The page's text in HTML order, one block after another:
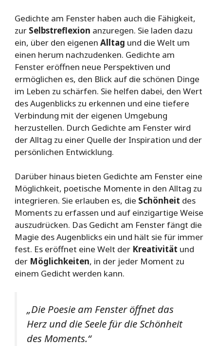
Gedichte am Fenster haben auch die Fähigkeit,
zur Selbstreflexion anzuregen. Sie laden dazu
ein, über den eigenen Alltag und die Welt um
einen herum nachzudenken. Gedichte am
Fenster eröffnen neue Perspektiven und
ermöglichen es, den Blick auf die schönen Dinge
im Leben zu schärfen. Sie helfen dabei, den Wert
des Augenblicks zu erkennen und eine tiefere
Verbindung mit der eigenen Umgebung
herzustellen. Durch Gedichte am Fenster wird
der Alltag zu einer Quelle der Inspiration und der
persönlichen Entwicklung.
Darüber hinaus bieten Gedichte am Fenster eine
Möglichkeit, poetische Momente in den Alltag zu
integrieren. Sie erlauben es, die Schönheit des
Moments zu erfassen und auf einzigartige Weise
auszudrücken. Das Gedicht am Fenster fängt die
Magie des Augenblicks ein und hält sie für immer
fest. Es eröffnet eine Welt der Kreativität und
der Möglichkeiten, in der jeder Moment zu
einem Gedicht werden kann.
„Die Poesie am Fenster öffnet das
Herz und die Seele für die Schönheit
des Moments.“